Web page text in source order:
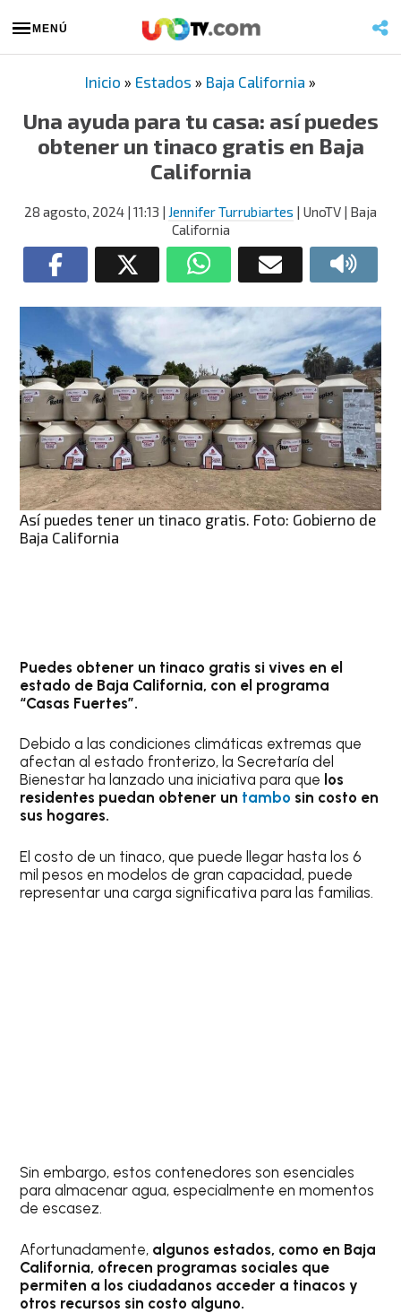
MENÚ
Inicio » Estados » Baja California »
Una ayuda para tu casa: así puedes
obtener un tinaco gratis en Baja
California
28 agosto, 2024 | 11:13 | Jennifer Turrubiartes | UnoTV | Baja
California
Así puedes tener un tinaco gratis. Foto: Gobierno de
Baja California
Puedes obtener un tinaco gratis si vives en el
estado de Baja California, con el programa
“Casas Fuertes”.
Debido a las condiciones climáticas extremas que
afectan al estado fronterizo, la Secretaría del
Bienestar ha lanzado una iniciativa para que los
residentes puedan obtener un tambo sin costo en
sus hogares.
El costo de un tinaco, que puede llegar hasta los 6
mil pesos en modelos de gran capacidad, puede
representar una carga significativa para las familias.
Sin embargo, estos contenedores son esenciales
para almacenar agua, especialmente en momentos
de escasez.
Afortunadamente, algunos estados, como en Baja
California, ofrecen programas sociales que
permiten a los ciudadanos acceder a tinacos y
otros recursos sin costo alguno.